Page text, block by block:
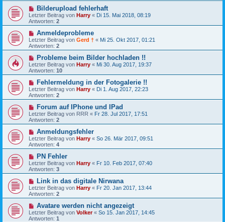
Bilderupload fehlerhaft
Letzter Beitrag von Harry « Di 15. Mai 2018, 08:19
Antworten: 2
Anmeldeprobleme
Letzter Beitrag von Gerd † « Mi 25. Okt 2017, 01:21
Antworten: 2
Probleme beim Bilder hochladen !!
Letzter Beitrag von Harry « Mi 30. Aug 2017, 19:37
Antworten: 10
Fehlermeldung in der Fotogalerie !!
Letzter Beitrag von Harry « Di 1. Aug 2017, 22:23
Antworten: 2
Forum auf IPhone und IPad
Letzter Beitrag von RRR « Fr 28. Jul 2017, 17:51
Antworten: 2
Anmeldungsfehler
Letzter Beitrag von Harry « So 26. Mär 2017, 09:51
Antworten: 4
PN Fehler
Letzter Beitrag von Harry « Fr 10. Feb 2017, 07:40
Antworten: 3
Link in das digitale Nirwana
Letzter Beitrag von Harry « Fr 20. Jan 2017, 13:44
Antworten: 2
Avatare werden nicht angezeigt
Letzter Beitrag von Volker« So 15. Jan 2017, 14:45
Antworten: 1